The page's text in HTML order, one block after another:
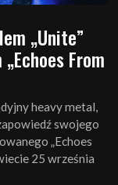
„Unite”
From
heavy metal,
swojego
„Echoes
25 września